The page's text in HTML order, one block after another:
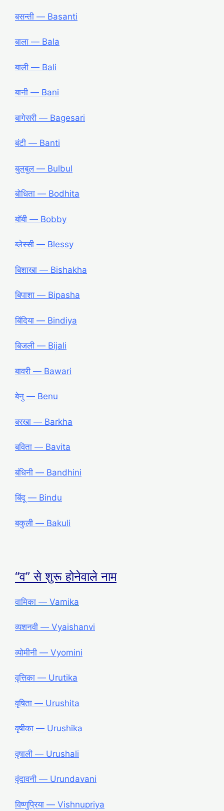
बसन्ती ― Basanti
बाला ― Bala
बाली ― Bali
बानी ― Bani
बागेसरी ― Bagesari
बंटी ― Banti
बुलबुल ― Bulbul
बोधिता ― Bodhita
बॉबी ― Bobby
ब्लेस्सी ― Blessy
बिशाखा ― Bishakha
बिपाशा ― Bipasha
बिंदिया ― Bindiya
बिजली ― Bijali
बावरी ― Bawari
बेनु ― Benu
बरखा ― Barkha
बविता ― Bavita
बंधिनी ― Bandhini
बिंदू ― Bindu
बकुली ― Bakuli
“व” से शुरू होनेवाले नाम
वामिका ― Vamika
व्यशनवी ― Vyaishanvi
व्योमीनी ― Vyomini
वृत्तिका ― Urutika
वृषिता ― Urushita
वृषीका ― Urushika
वृषाली ― Urushali
वृंदावनी ― Urundavani
विष्णुप्रिया ― Vishnupriya